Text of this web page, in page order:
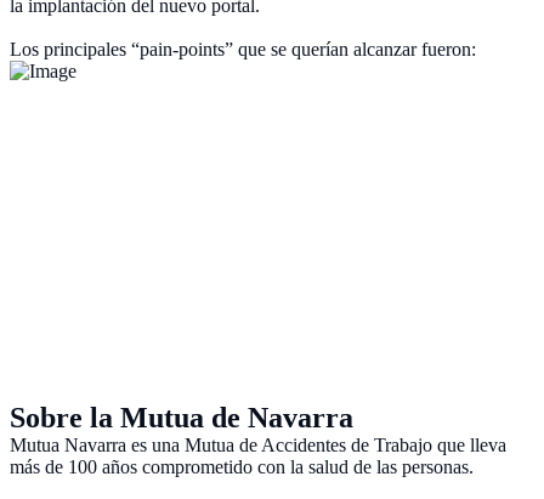
la implantación del nuevo portal.
Los principales “pain-points” que se querían alcanzar fueron:
Sobre la Mutua de Navarra
Mutua Navarra es una Mutua de Accidentes de Trabajo que lleva
más de 100 años comprometido con la salud de las personas.